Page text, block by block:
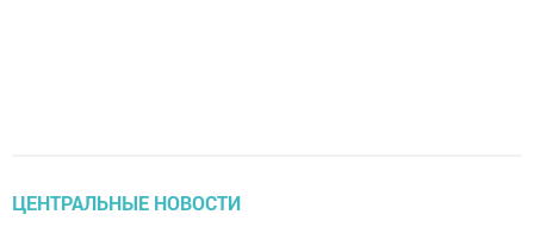
ЦЕНТРАЛЬНЫЕ НОВОСТИ